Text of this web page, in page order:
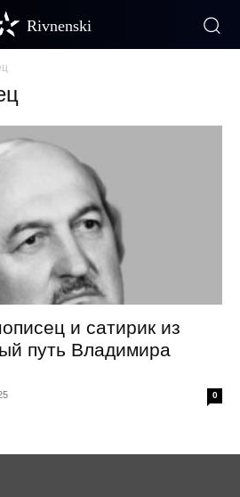
Rivnenski
и сатирик из
путь Владимира
0